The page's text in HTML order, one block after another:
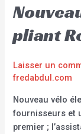
pliant
Laisser un
fredabdul.com
Nouveau vélo
fournisseurs et
premier ;